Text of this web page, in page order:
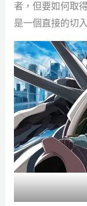
者，但要如何取
是一個直接的切